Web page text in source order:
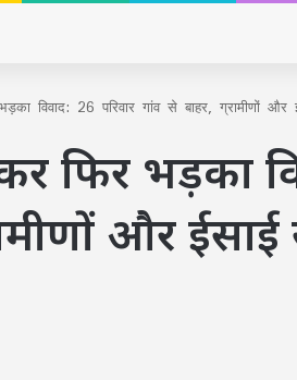
विवाद: 26 परिवार गांव से बाहर, ग्रामीणों
फिर भड़का
और